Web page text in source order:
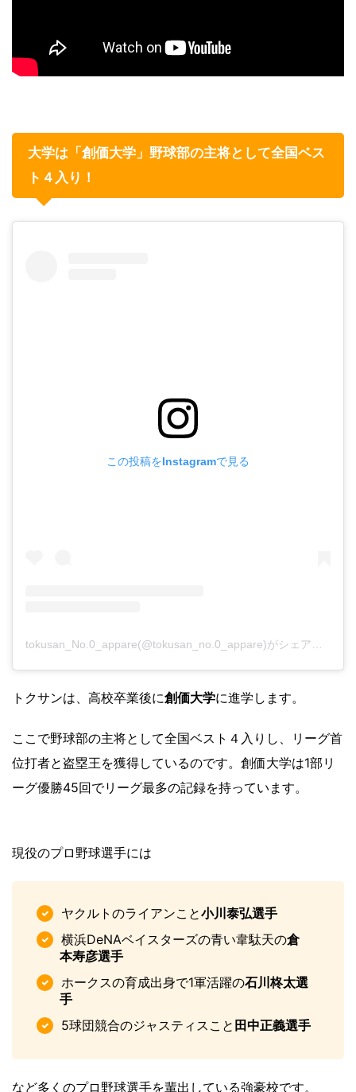
大学は「創価大学」野球部の主将として全国ベス
ト４入り！
この投稿をInstagramで見る
トクサンは、高校卒業後に創価大学に進学します。
ここで野球部の主将として全国ベスト４入りし、リーグ首
位打者と盗塁王を獲得しているのです。創価大学は1部リ
ーグ優勝45回でリーグ最多の記録を持っています。
現役のプロ野球選手には
ヤクルトのライアンこと小川泰弘選手
横浜DeNAベイスターズの青い韋駄天の倉
本寿彦選手
ホークスの育成出身で1軍活躍の石川柊太選
手
5球団競合のジャスティスこと 田中正義選手
など多くのプロ野球選手を輩出している強豪校です。